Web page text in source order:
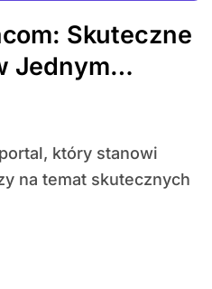
Skuteczne
Jednym
na temat skutecznych